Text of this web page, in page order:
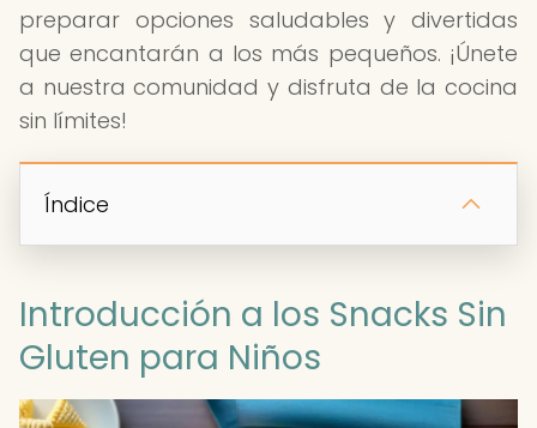
preparar opciones saludables y divertidas
que encantarán a los más pequeños. ¡Únete
a nuestra comunidad y disfruta de la cocina
sin límites!
Índice
Introducción a los Snacks Sin
Gluten para Niños